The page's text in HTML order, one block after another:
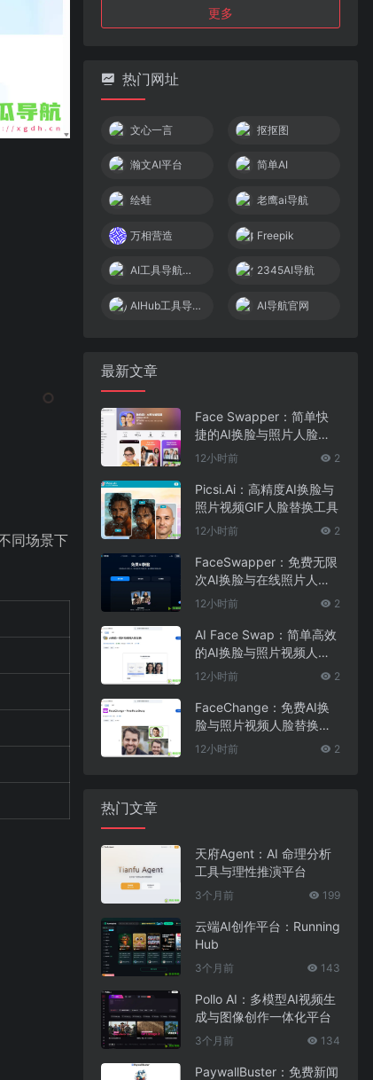
同场景下
更多
热门网址
文心一言 抠抠图
瀚文AI平台 简单AI
绘蛙 老鹰ai导航
万相营造 Freepik
AI工具导航大全 2345AI导航
AIHub工具导航 AI导航官网
最新文章
Face Swapper：简单快
捷的AI换脸与照片人脸编
辑应用
12小时前 2
Picsi.Ai：高精度AI换脸与
照片视频GIF人脸替换工具
12小时前 2
FaceSwapper：免费无限
次AI换脸与在线照片人脸
替换工具
12小时前 2
AI Face Swap：简单高效
的AI换脸与照片视频人脸
替换工具
12小时前 2
FaceChange：免费AI换
脸与照片视频人脸替换工
具
12小时前 2
热门文章
天府Agent：AI 命理分析
工具与理性推演平台
3个月前 199
云端AI创作平台：Running
Hub
3个月前 143
Pollo AI：多模型AI视频生
成与图像创作一体化平台
3个月前 134
PaywallBuster：免费新闻